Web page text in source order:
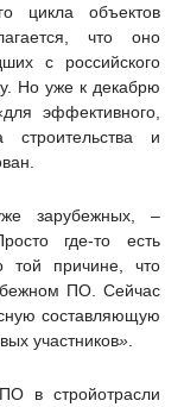
цикла объектов
что оно
с российского
Но уже к декабрю
эффективного,
строительства и
зарубежных, –
где-то есть
той причине, что
ПО. Сейчас
составляющую
участников»
в стройотрасли